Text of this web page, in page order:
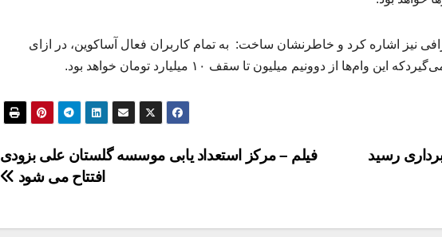
نیز اشاره کرد و خاطرنشان ساخت: به تمام کاربران فعال آساکوین، در ازای
از دوونیم میلیون تا سقف ۱۰ میلیارد تومان خواهد بود.
فیلم – مرکز استعداد یابی موسسه گلستان علی بزودی
افتتاح می شود
رسید